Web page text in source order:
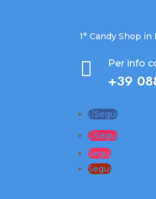
1° Candy Shop
 Per info
+39
Segui
Segui
Segui
Segui